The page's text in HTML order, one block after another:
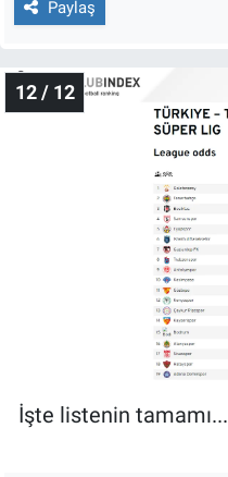
Paylaş
12 / 12
İşte listenin tamamı...